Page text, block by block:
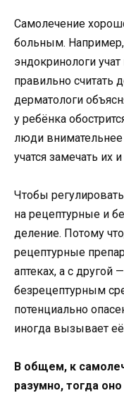
Самолечение
больным.
эндокринологи
правильно считать
дерматологи
у ребёнка
люди внимательнее
учатся замечать их
Чтобы
на рецептурные и
деление. Потому
рецептурные
аптеках, а с
безрецептурным
потенциально
иногда вызывает
В общем, к
разумно, тогда